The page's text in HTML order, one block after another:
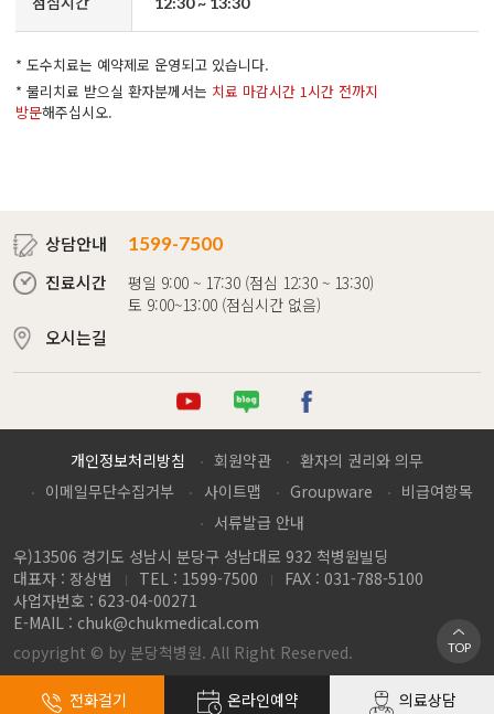
* 도수치료는 예약제로 운영되고 있습니다.
* 물리치료 받으실 환자분께서는 치료 마감시간 1시간 전까지
방문해주십시오.
상담안내
1599-7500
진료시간
평일 9:00 ~ 17:30 (점심 12:30 ~ 13:30)
토 9:00~13:00 (점심시간 없음)
오시는길
튜브 로그 이스북
개인정보처리방침 회원약관
환자의 권리와 의무
이메일무단수집거부
사이트맵 Groupware
비급여항목
서류발급 안내
우)13506 경기도 성남시 분당구 성남대로 932 척병원빌딩
대표자 : 장상범
TEL : 1599-7500
FAX : 031-788-5100
사업자번호 : 623-04-00271
E-MAIL : chuk@chukmedical.com
copyright © by 분당척병원. All Right Reserved.
TOP
전화걸기 온라인예약 의료상담